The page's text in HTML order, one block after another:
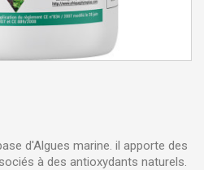
d'Algues marine. il apporte des
à des antioxydants naturels.